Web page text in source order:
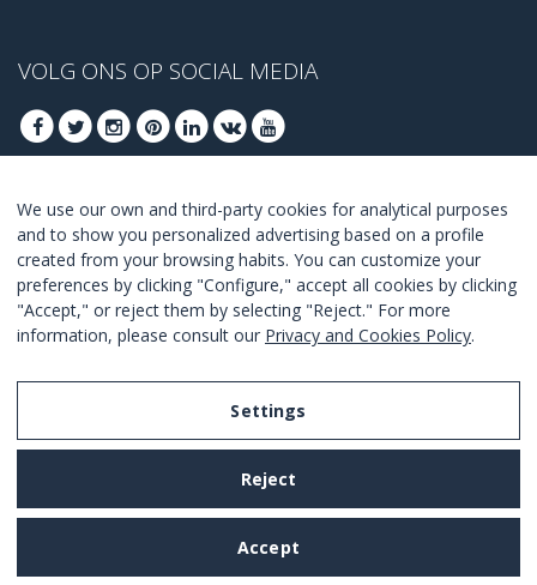
VOLG ONS OP SOCIAL MEDIA
MELD U AAN VOOR ONZE BESTE DEALS
AANMELDEN
Ik ga akkoord met devoorwaarden en condities.
We use our own and third-party cookies for analytical purposes
and to show you personalized advertising based on a profile
created from your browsing habits. You can customize your
preferences by clicking "Configure," accept all cookies by clicking
"Accept," or reject them by selecting "Reject." For more
information, please consult our Privacy and Cookies Policy.
Settings
Reject
Accept
Legal Notice
Privacy and Cookies Policy
Terms and Conditions of Use
Settings